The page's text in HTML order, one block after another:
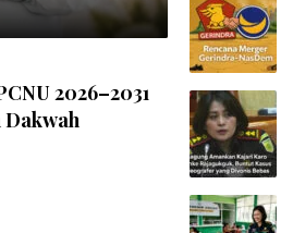
2026–2031